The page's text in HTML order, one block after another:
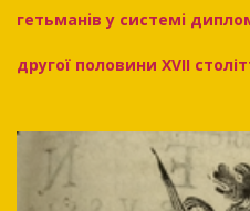
гетьманів у системі
другої половини XVII